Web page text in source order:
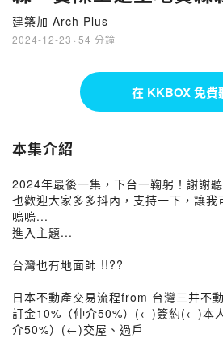
建築加 Arch Plus
2024-12-23 · 54 分鐘
在 KKBOX 免費
本集介紹
2024年最後一集，下台一鞠躬！謝謝
也歡迎大家多多抖內，支持一下，讓
嗚嗚...
進入主題...
台灣也有地面師 !!??
日本不動產交易流程from 台灣三井不
訂金10%（仲介50%）(←)簽約(←)本
介50%）(←)交屋、過戶